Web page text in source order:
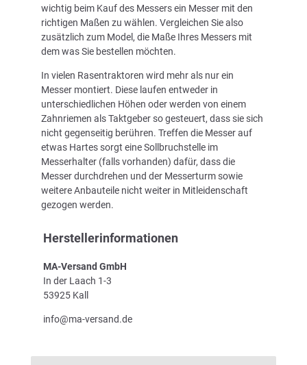
wichtig beim Kauf des Messers ein Messer mit den
richtigen Maßen zu wählen. Vergleichen Sie also
zusätzlich zum Model, die Maße Ihres Messers mit
dem was Sie bestellen möchten.
In vielen Rasentraktoren wird mehr als nur ein
Messer montiert. Diese laufen entweder in
unterschiedlichen Höhen oder werden von einem
Zahnriemen als Taktgeber so gesteuert, dass sie sich
nicht gegenseitig berühren. Treffen die Messer auf
etwas Hartes sorgt eine Sollbruchstelle im
Messerhalter (falls vorhanden) dafür, dass die
Messer durchdrehen und der Messerturm sowie
weitere Anbauteile nicht weiter in Mitleidenschaft
gezogen werden.
Herstellerinformationen
MA-Versand GmbH
In der Laach 1-3
53925 Kall
info@ma-versand.de